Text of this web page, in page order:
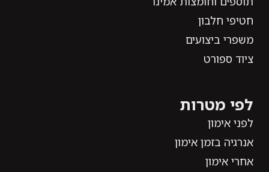
חטיפי חלבון
משפרי ביצועים
ציוד ספורט
לפי מטרות
לפני אימון
אנרגיה בזמן אימון
אחרי אימון